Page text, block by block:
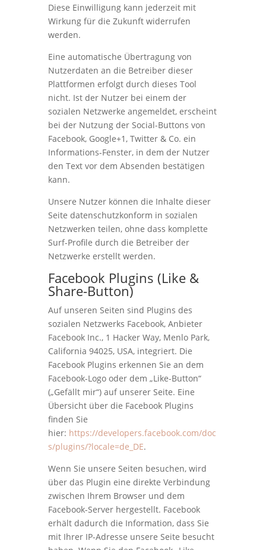
Diese Einwilligung kann jederzeit mit
Wirkung für die Zukunft widerrufen
werden.
Eine automatische Übertragung von
Nutzerdaten an die Betreiber dieser
Plattformen erfolgt durch dieses Tool
nicht. Ist der Nutzer bei einem der
sozialen Netzwerke angemeldet, erscheint
bei der Nutzung der Social-Buttons von
Facebook, Google+1, Twitter & Co. ein
Informations-Fenster, in dem der Nutzer
den Text vor dem Absenden bestätigen
kann.
Unsere Nutzer können die Inhalte dieser
Seite datenschutzkonform in sozialen
Netzwerken teilen, ohne dass komplette
Surf-Profile durch die Betreiber der
Netzwerke erstellt werden.
Facebook Plugins (Like &
Share-Button)
Auf unseren Seiten sind Plugins des
sozialen Netzwerks Facebook, Anbieter
Facebook Inc., 1 Hacker Way, Menlo Park,
California 94025, USA, integriert. Die
Facebook Plugins erkennen Sie an dem
Facebook-Logo oder dem „Like-Button“
(„Gefällt mir“) auf unserer Seite. Eine
Übersicht über die Facebook Plugins
finden Sie
hier: https://developers.facebook.com/doc
s/plugins/?locale=de_DE.
Wenn Sie unsere Seiten besuchen, wird
über das Plugin eine direkte Verbindung
zwischen Ihrem Browser und dem
Facebook-Server hergestellt. Facebook
erhält dadurch die Information, dass Sie
mit Ihrer IP-Adresse unsere Seite besucht